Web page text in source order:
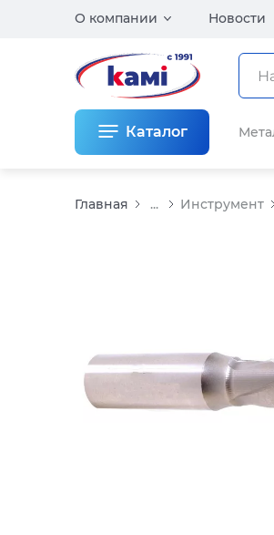
О компании Новости
Каталог
Главная ... Инструмент